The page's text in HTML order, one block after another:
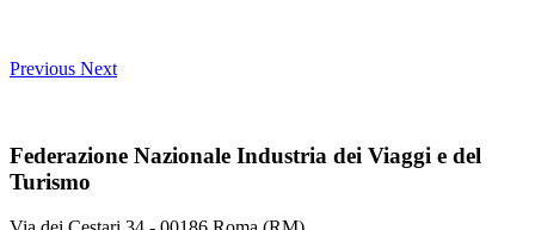
Previous Next
Federazione Nazionale Industria dei Viaggi e del
Turismo